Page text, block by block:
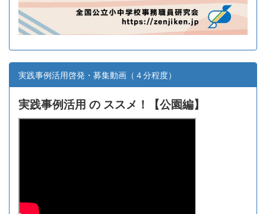
実践事例活用啓発・募集動画（４分程度）
実践事例活用 の ススメ！【公園編】